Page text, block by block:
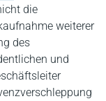
die
weiterer
des
und